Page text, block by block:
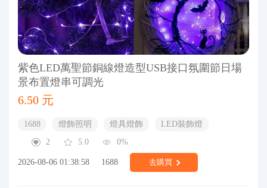
紫色LED萬聖節銅線燈造型USB接口氛圍節日場
景布置燈串可調光
6.50 元
1688 燈飾照明 燈具燈飾
LED裝飾燈
2
5.0 0%
2026-08-06 01:38:58 1688 去購買